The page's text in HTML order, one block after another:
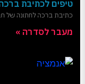
טיפים לכתיבת
כתיבת ברכה לחתונה של
מעבר לסדרה »